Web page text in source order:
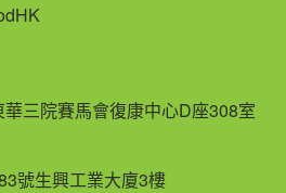
三院賽馬會復康中心D座308室
號生興工業大廈3樓